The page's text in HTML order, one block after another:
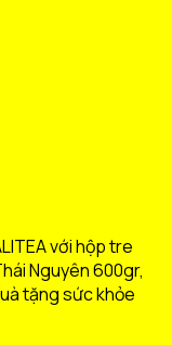
với hộp tre
Nguyên 600gr,
tặng sức khỏe